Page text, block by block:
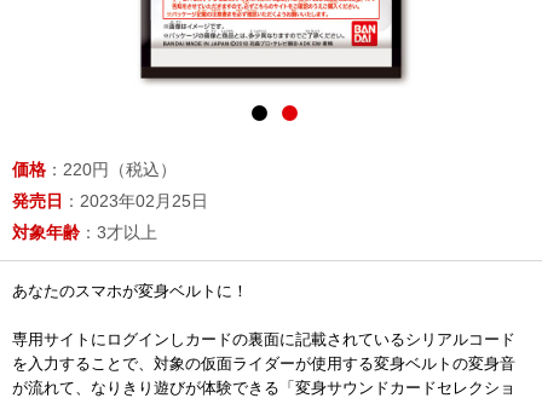
価格 ：220円（税込）
発売日 ：2023年02月25日
対象年齢 ：3才以上
あなたのスマホが変身ベルトに！
専用サイトにログインしカードの裏面に記載されているシリアルコード
を入力することで、対象の仮面ライダーが使用する変身ベルトの変身音
が流れて、なりきり遊びが体験できる「変身サウンドカードセレクショ